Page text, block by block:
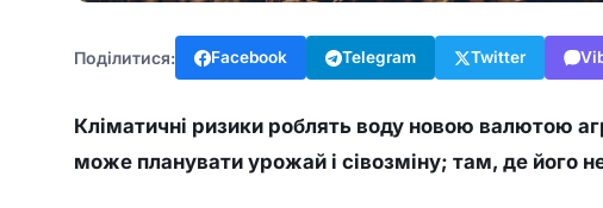
Поділитися: Facebook Telegram Twitter
Кліматичні ризики роблять воду новою валютою
може планувати урожай і сівозміну; там, де його